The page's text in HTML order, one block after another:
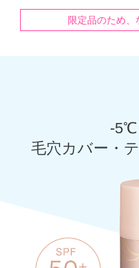
限定品のため、
-5℃
毛穴カバー・